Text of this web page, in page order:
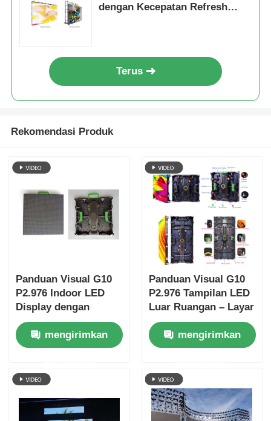
dengan Kecepatan Refresh
Terus
Rekomendasi Produk
Panduan Visual G10
P2.976 Indoor LED
Display dengan
Refresh Rate Tinggi,
Hard Connection
Cabinet untuk Sewa
mengirimkan
Panduan Visual G10
P2.976 Tampilan LED
Luar Ruangan – Layar
Kecerahan Tinggi
yang Stabil untuk
Aplikasi Komersial
mengirimkan